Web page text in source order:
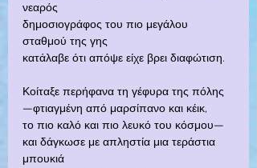
νεαρός
δημοσιογράφος του πιο μεγάλου
σταθμού της γης
κατάλαβε ότι απόψε είχε βρει διαφώτιση.
Κοίταξε περήφανα τη γέφυρα της πόλης
—φτιαγμένη από μαρσίπανο και κέικ,
το πιο καλό και πιο λευκό του κόσμου—
και δάγκωσε με απληστία μια τεράστια
μπουκιά